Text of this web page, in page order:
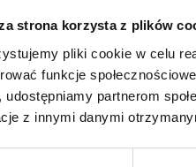
strona korzysta z plików
pliki cookie w celu
funkcje
udostępniamy partnerom
z innymi danymi
(DUBBING)
kup